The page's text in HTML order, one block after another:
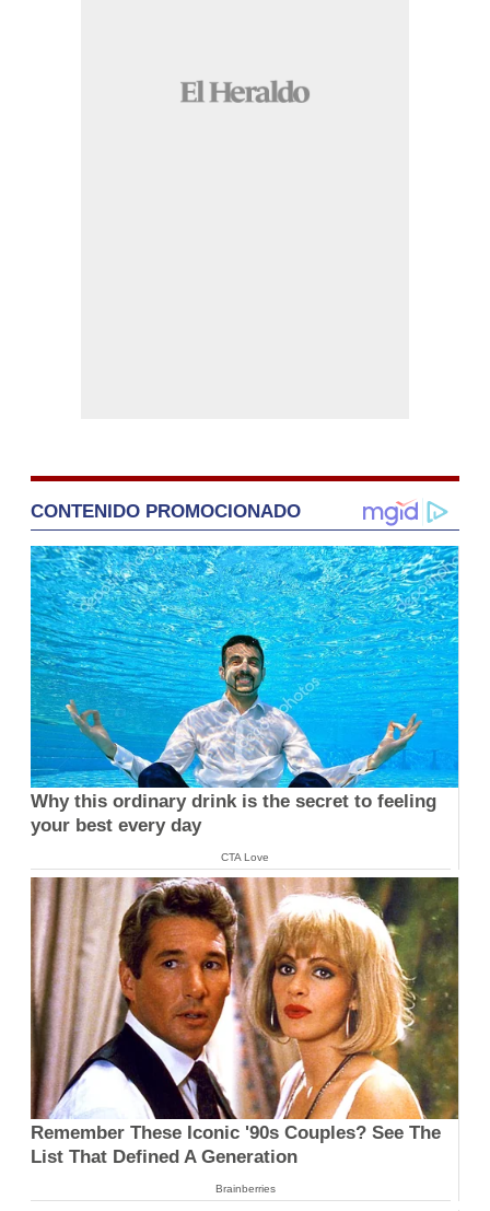
CONTENIDO PROMOCIONADO
Why this ordinary drink is the secret to feeling
your best every day
CTA Love
Remember These Iconic '90s Couples? See The
List That Defined A Generation
Brainberries